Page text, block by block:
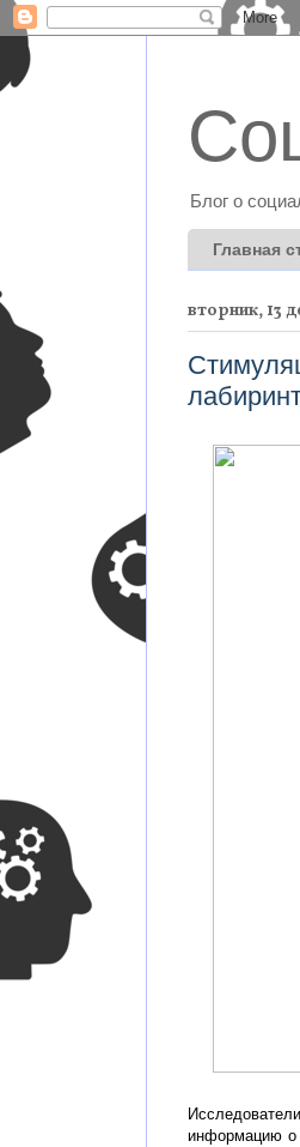
Блог о
Главная
вторник, 13
информацию о